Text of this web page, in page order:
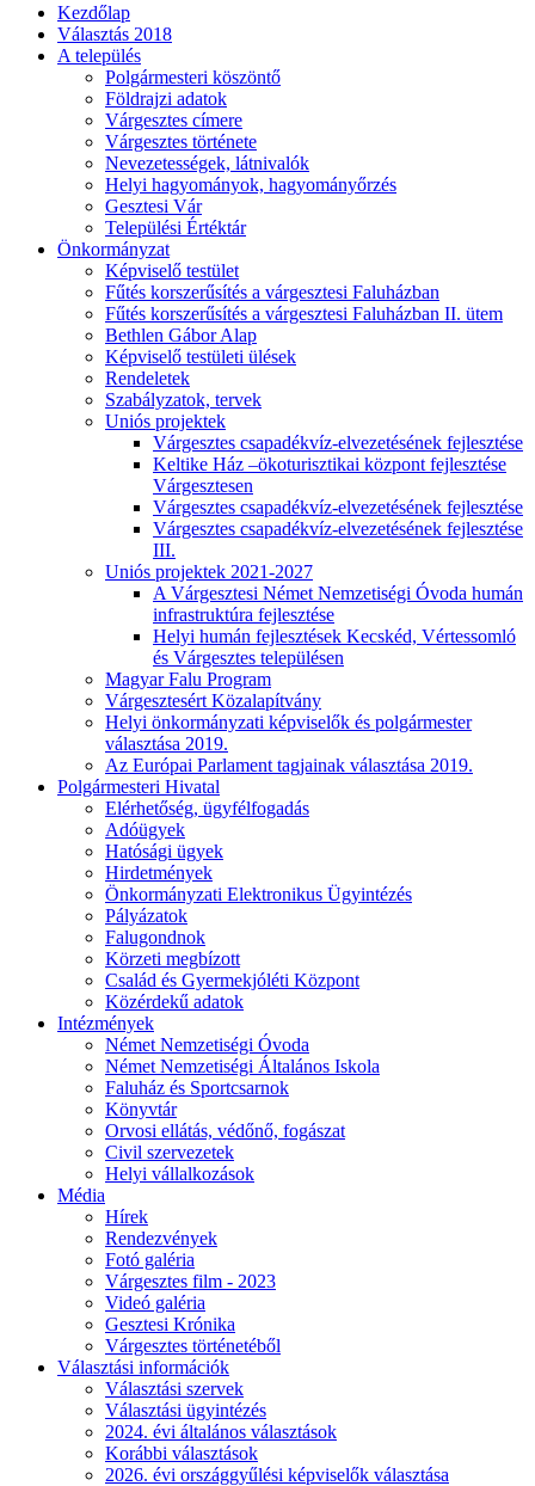
Kezdőlap
Választás 2018
A település
Polgármesteri köszöntő
Földrajzi adatok
Várgesztes címere
Várgesztes története
Nevezetességek, látnivalók
Helyi hagyományok, hagyományőrzés
Gesztesi Vár
Települési Értéktár
Önkormányzat
Képviselő testület
Fűtés korszerűsítés a várgesztesi Faluházban
Fűtés korszerűsítés a várgesztesi Faluházban II. ütem
Bethlen Gábor Alap
Képviselő testületi ülések
Rendeletek
Szabályzatok, tervek
Uniós projektek
Várgesztes csapadékvíz-elvezetésének fejlesztése
Keltike Ház –ökoturisztikai központ fejlesztése
Várgesztesen
Várgesztes csapadékvíz-elvezetésének fejlesztése
Várgesztes csapadékvíz-elvezetésének fejlesztése
III.
Uniós projektek 2021-2027
A Várgesztesi Német Nemzetiségi Óvoda humán
infrastruktúra fejlesztése
Helyi humán fejlesztések Kecskéd, Vértessomló
és Várgesztes településen
Magyar Falu Program
Várgesztesért Közalapítvány
Helyi önkormányzati képviselők és polgármester
választása 2019.
Az Európai Parlament tagjainak választása 2019.
Polgármesteri Hivatal
Elérhetőség, ügyfélfogadás
Adóügyek
Hatósági ügyek
Hirdetmények
Önkormányzati Elektronikus Ügyintézés
Pályázatok
Falugondnok
Körzeti megbízott
Család és Gyermekjóléti Központ
Közérdekű adatok
Intézmények
Német Nemzetiségi Óvoda
Német Nemzetiségi Általános Iskola
Faluház és Sportcsarnok
Könyvtár
Orvosi ellátás, védőnő, fogászat
Civil szervezetek
Helyi vállalkozások
Média
Hírek
Rendezvények
Fotó galéria
Várgesztes film - 2023
Videó galéria
Gesztesi Krónika
Várgesztes történetéből
Választási információk
Választási szervek
Választási ügyintézés
2024. évi általános választások
Korábbi választások
2026. évi országgyűlési képviselők választása